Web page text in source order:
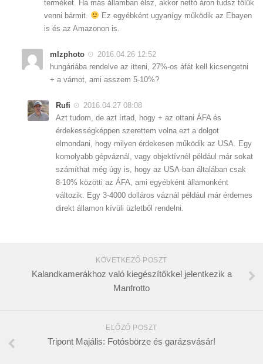
terméket. Ha más államban élsz, akkor nettó áron tudsz tőlük
venni bármit.
Ez egyébként ugyanígy működik az Ebayen
is és az Amazonon is.
mlzphoto
2016.04.26 12:52
hungáriába rendelve az itteni, 27%-os áfát kell kicsengetni
+ a vámot, ami asszem 5-10%?
Rufi
2016.04.27 08:08
Azt tudom, de azt írtad, hogy + az ottani ÁFA és
érdekességképpen szerettem volna ezt a dolgot
elmondani, hogy milyen érdekesen működik az USA. Egy
komolyabb gépváznál, vagy objektívnél például már sokat
számíthat még úgy is, hogy az USA-ban általában csak
8-10% közötti az ÁFA, ami egyébként államonként
változik. Egy 3-4000 dolláros váznál például már érdemes
direkt államon kívüli üzletből rendelni.
KÖVETKEZŐ POSZT
Kalandkamerákhoz való kiegészítőkkel jelentkezik a
Manfrotto
ELŐZŐ POSZT
Tripont Majális: Fotósbörze és garázsvásár!